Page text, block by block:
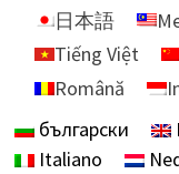
日本語
Tiếng Việt
Română
български
Italiano